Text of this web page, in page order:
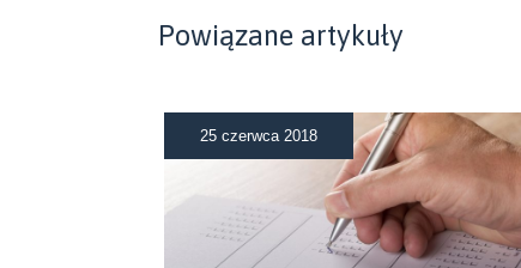
Powiązane artykuły
25 czerwca 2018